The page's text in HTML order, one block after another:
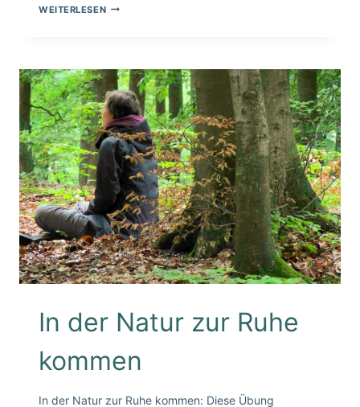
WEITERLESEN TIPPS
In der Natur zur Ruhe
kommen
In der Natur zur Ruhe kommen: Diese Übung